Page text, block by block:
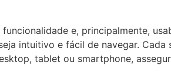
e, principalmente,
intuitivo e fácil de navegar.
tablet ou smartphone,